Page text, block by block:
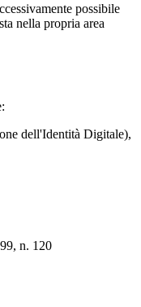
possibile
nella propria area
dell'Identità Digitale),
n. 120